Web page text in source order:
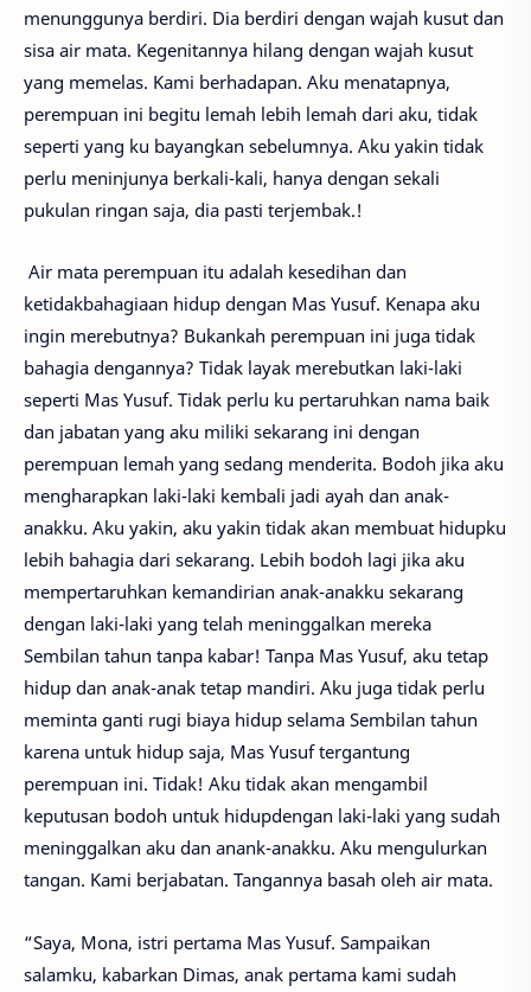
menunggunya berdiri. Dia berdiri dengan wajah kusut dan
sisa air mata. Kegenitannya hilang dengan wajah kusut
yang memelas. Kami berhadapan. Aku menatapnya,
perempuan ini begitu lemah lebih lemah dari aku, tidak
seperti yang ku bayangkan sebelumnya. Aku yakin tidak
perlu meninjunya berkali-kali, hanya dengan sekali
pukulan ringan saja, dia pasti terjembak.!
Air mata perempuan itu adalah kesedihan dan
ketidakbahagiaan hidup dengan Mas Yusuf. Kenapa aku
ingin merebutnya? Bukankah perempuan ini juga tidak
bahagia dengannya? Tidak layak merebutkan laki-laki
seperti Mas Yusuf. Tidak perlu ku pertaruhkan nama baik
dan jabatan yang aku miliki sekarang ini dengan
perempuan lemah yang sedang menderita. Bodoh jika aku
mengharapkan laki-laki kembali jadi ayah dan anak-
anakku. Aku yakin, aku yakin tidak akan membuat hidupku
lebih bahagia dari sekarang. Lebih bodoh lagi jika aku
mempertaruhkan kemandirian anak-anakku sekarang
dengan laki-laki yang telah meninggalkan mereka
Sembilan tahun tanpa kabar! Tanpa Mas Yusuf, aku tetap
hidup dan anak-anak tetap mandiri. Aku juga tidak perlu
meminta ganti rugi biaya hidup selama Sembilan tahun
karena untuk hidup saja, Mas Yusuf tergantung
perempuan ini. Tidak! Aku tidak akan mengambil
keputusan bodoh untuk hidupdengan laki-laki yang sudah
meninggalkan aku dan anank-anakku. Aku mengulurkan
tangan. Kami berjabatan. Tangannya basah oleh air mata.
“Saya, Mona, istri pertama Mas Yusuf. Sampaikan
salamku, kabarkan Dimas, anak pertama kami sudah